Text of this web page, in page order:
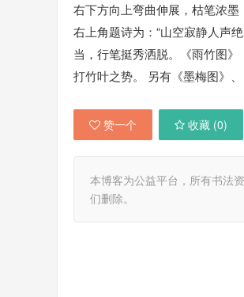
右下方向上弯曲伸展，枯笔浓墨
右上角题诗为：“山空寂静人声
当，行笔挺秀洒脱。《雨竹图
打竹叶之势。 另有《墨梅图》
赞一个 收藏 (0)
本博客为公益平台，所有书法
们删除。